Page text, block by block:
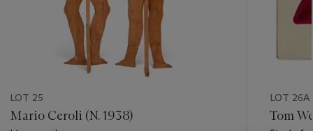
LOT 25
Mario Ceroli (N. 1938)
LOT 26A
Tom